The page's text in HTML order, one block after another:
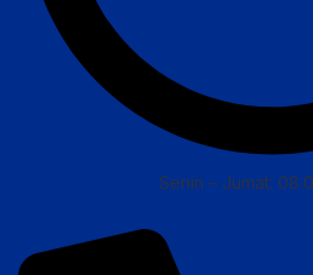
Senin – Jumat: